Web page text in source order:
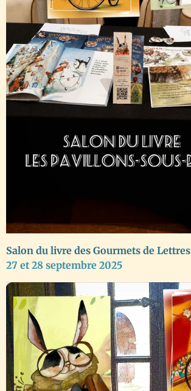
Salon du livre des Gourmets de Lettres
27 et 28 septembre 2025